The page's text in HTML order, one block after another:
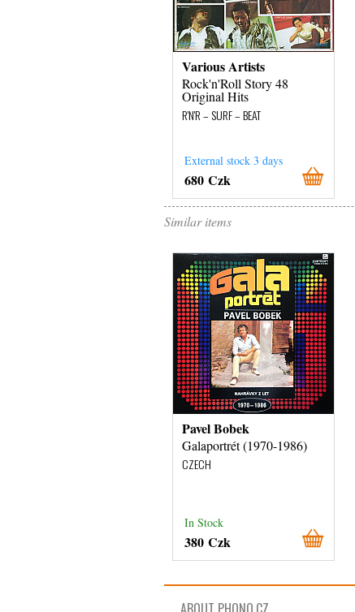
Various Artists
Rock'n'Roll Story 48
Original Hits
R'N'R – SURF – BEAT
External stock 3 days
680 Czk
Similar items
Pavel Bobek
Galaportrét (1970-1986)
CZECH
In Stock
380 Czk